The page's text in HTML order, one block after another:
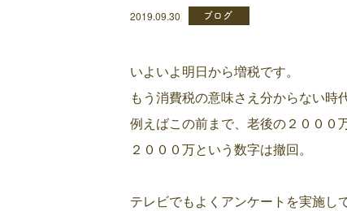
2019.09.30 ブログ
いよいよ明日から増税です。
もう消費税の意味さえ分からない時
例えばこの前まで、老後の２０００
２０００万という数字は撤回。
テレビでもよくアンケートを実施し